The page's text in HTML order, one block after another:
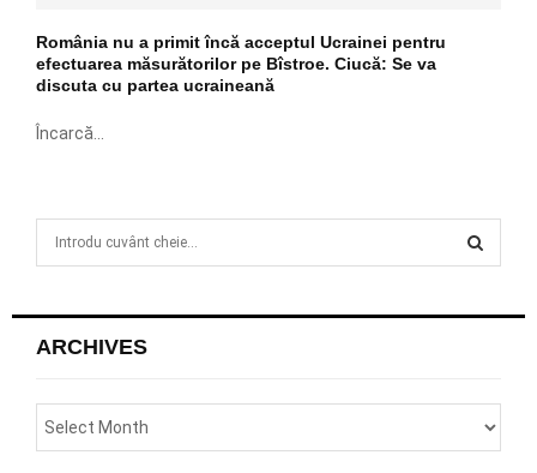
România nu a primit încă acceptul Ucrainei pentru
efectuarea măsurătorilor pe Bîstroe. Ciucă: Se va
discuta cu partea ucraineană
Încarcă...
h
o
:
ARCHIVES